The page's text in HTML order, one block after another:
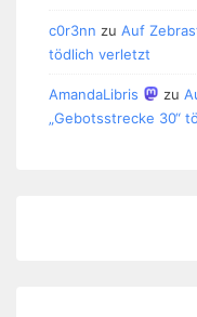
c0r3nn zu Auf
tödlich verletzt
AmandaLibris zu
„Gebotsstrecke 30“